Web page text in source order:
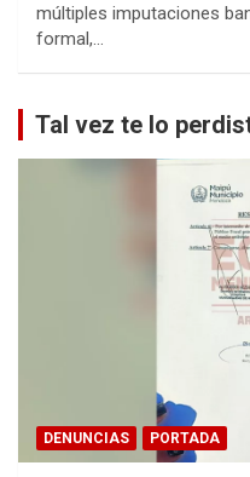
múltiples imputaciones
formal,…
Tal vez te lo
DENUNCIAS PORTADA